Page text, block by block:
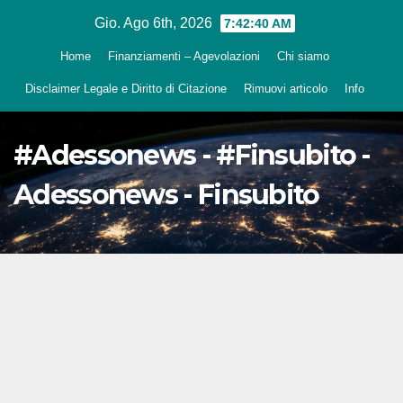
Gio. Ago 6th, 2026 7:42:41 AM
Home Finanziamenti – Agevolazioni Chi siamo
Disclaimer Legale e Diritto di Citazione Rimuovi articolo Info
#Adessonews - #Finsubito -
Adessonews - Finsubito